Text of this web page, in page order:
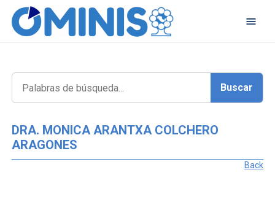
DRA. MONICA ARANTXA COLCHERO
ARAGONES
Back